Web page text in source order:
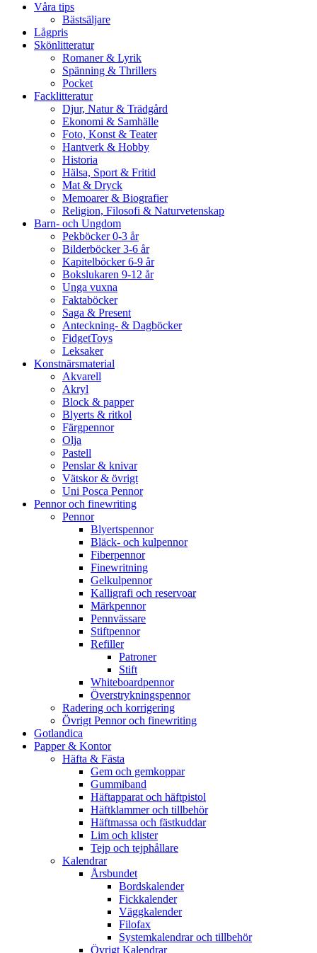
Våra tips
Bästsäljare
Lågpris
Skönlitteratur
Romaner & Lyrik
Spänning & Thrillers
Pocket
Facklitteratur
Djur, Natur & Trädgård
Ekonomi & Samhälle
Foto, Konst & Teater
Hantverk & Hobby
Historia
Hälsa, Sport & Fritid
Mat & Dryck
Memoarer & Biografier
Religion, Filosofi & Naturvetenskap
Barn- och Ungdom
Pekböcker 0-3 år
Bilderböcker 3-6 år
Kapitelböcker 6-9 år
Bokslukaren 9-12 år
Unga vuxna
Faktaböcker
Saga & Present
Anteckning- & Dagböcker
FidgetToys
Leksaker
Konstnärsmaterial
Akvarell
Akryl
Block & papper
Blyerts & ritkol
Färgpennor
Olja
Pastell
Penslar & knivar
Vätskor & övrigt
Uni Posca Pennor
Pennor och finewriting
Pennor
Blyertspennor
Bläck- och kulpennor
Fiberpennor
Finewritning
Gelkulpennor
Kalligrafi och reservoar
Märkpennor
Pennvässare
Stiftpennor
Refiller
Patroner
Stift
Whiteboardpennor
Överstrykningspennor
Radering och korrigering
Övrigt Pennor och finewriting
Gotlandica
Papper & Kontor
Häfta & Fästa
Gem och gemkoppar
Gummiband
Häftapparat och häftpistol
Häftklammer och tillbehör
Häftmassa och fästkuddar
Lim och klister
Tejp och tejphållare
Kalendrar
Årsbundet
Bordskalender
Fickkalender
Väggkalender
Filofax
Systemkalendrar och tillbehör
Övrigt Kalendrar